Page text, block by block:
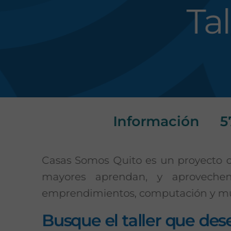
de herramientas
Información
Casas Somos Quito es un
mayores aprendan, y
emprendimientos, computación y
Busque el taller que